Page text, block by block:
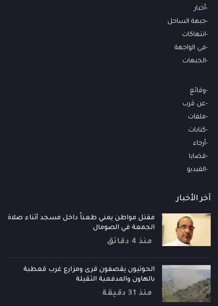
أخبار
جبهة الساحل
انتهاكات
في الواجهة
الجبهات
وقائع
عن قرب
ملفات
كتابات
أرجاء
قضايا
الفيديو
آخر الأخبار
مقتل مواطن يمني طعناً داخل مسجد أثناء صلاة
الجمعة في الصومال
منذ 4 دقائق
الحوثيون يقصفون قرى ومزارع غرب قعطبة
بالهاون والمدفعية الثقيلة
منذ 31 دقيقة